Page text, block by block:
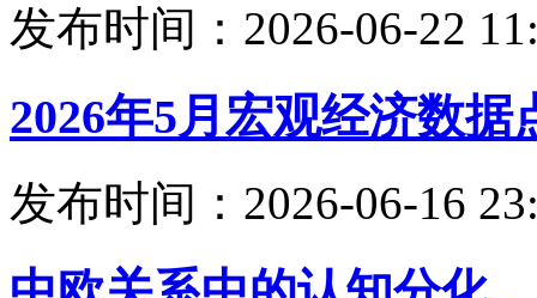
发布时间：2026-06-22
2026年5月宏观经济数据
发布时间：2026-06-16